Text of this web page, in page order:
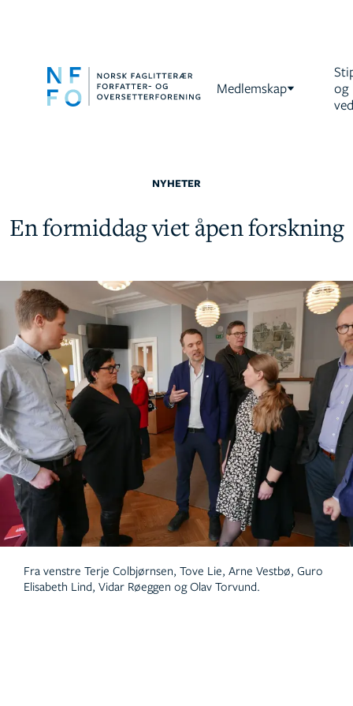
Medlemskap
og
NYHETER
En formiddag viet åpen forskning
Fra venstre Terje Colbjørnsen, Tove Lie, Arne Vestbø, Guro
Elisabeth Lind, Vidar Røeggen og Olav Torvund.